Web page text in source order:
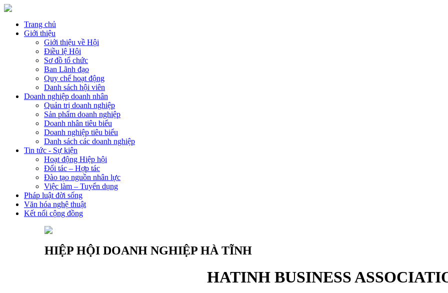
Trang chủ
Giới thiệu
Giới thiệu về Hội
Điều lệ Hội
Sơ đồ tổ chức
Ban Lãnh đạo
Quy chế hoạt động
Danh sách hội viên
Doanh nghiệp doanh nhân
Quản trị doanh nghiệp
Sản phẩm doanh nghiệp
Doanh nhân tiêu biểu
Doanh nghiệp tiêu biểu
Danh sách các doanh nghiệp
Tin tức - Sự kiện
Hoạt động Hiệp hội
Đối tác – Hợp tác
Đào tạo nguồn nhân lực
Việc làm – Tuyển dụng
Pháp luật đời sống
Văn hóa nghệ thuật
Kết nối cộng đồng
HIỆP HỘI DOANH NGHIỆP HÀ TĨNH
HATINH BUSINESS